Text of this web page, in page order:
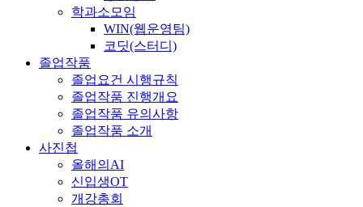
학과소모임
WIN(웹운영팀)
코딧(스터디)
졸업작품
졸업요건 시행규칙
졸업작품 진행개요
졸업작품 유의사항
졸업작품 소개
사진첩
올해의AI
신입생OT
개강총회